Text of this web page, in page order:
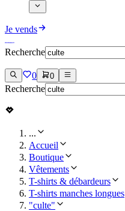
Je vends
Recherche
0 0
Recherche
...
Accueil
Boutique
Vêtements
T-shirts & débardeurs
T-shirts manches longues
"culte"